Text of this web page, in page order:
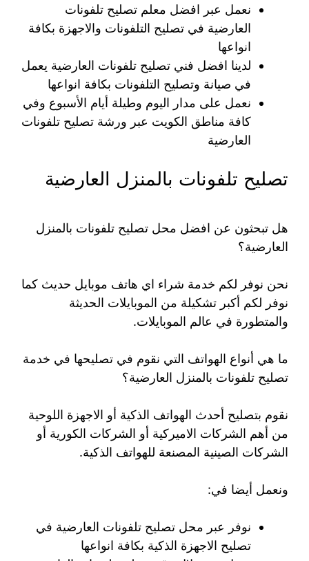
نعمل عبر افضل معلم تصليح تلفونات
العارضية في تصليح التلفونات والاجهزة بكافة
انواعها
لدينا افضل فني تصليح تلفونات العارضية يعمل
في صيانة وتصليح التلفونات بكافة انواعها
نعمل على مدار اليوم وطيلة أيام الأسبوع وفي
كافة مناطق الكويت عبر ورشة تصليح تلفونات
العارضية
تصليح تلفونات بالمنزل العارضية
هل تبحثون عن افضل محل تصليح تلفونات بالمنزل
العارضية؟
نحن نوفر لكم خدمة شراء اي هاتف موبايل حديث كما
نوفر لكم أكبر تشكيلة من الموبايلات الحديثة
والمتطورة في عالم الموبايلات.
ما هي أنواع الهواتف التي نقوم في تصليحها في خدمة
تصليح تلفونات بالمنزل العارضية؟
نقوم بتصليح أحدث الهواتف الذكية أو الاجهزة اللوحية
من أهم الشركات الاميركية أو الشركات الكورية أو
الشركات الصينية المصنعة للهواتف الذكية.
ونعمل أيضا في:
نوفر عبر محل تصليح تلفونات العارضية في
تصليح الاجهزة الذكية بكافة انواعها